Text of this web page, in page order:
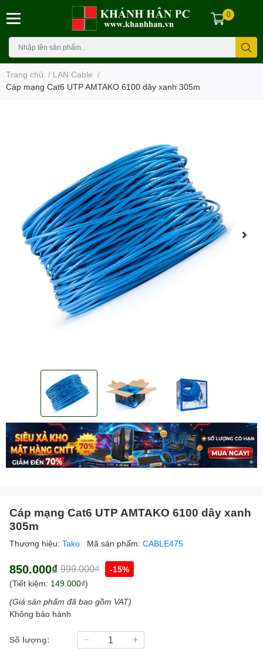
0
Trang chủ / LAN Cable /
Cáp mạng Cat6 UTP AMTAKO 6100 dây xanh 305m
Cáp mạng Cat6 UTP AMTAKO 6100 dây xanh
305m
Thương hiệu: Tako Mã sản phẩm: CABLE475
850.000₫ 999.000₫
-15%
(Tiết kiệm: 149.000₫)
(Giá sản phẩm đã bao gồm VAT)
Không bảo hành
Số lượng: